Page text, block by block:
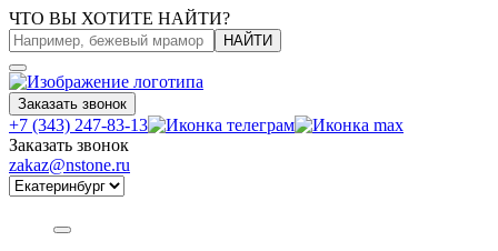
ЧТО ВЫ ХОТИТЕ НАЙТИ?
НАЙТИ
Заказать звонок
+7 (343) 247-83-13
Заказать звонок
zakaz@nstone.ru